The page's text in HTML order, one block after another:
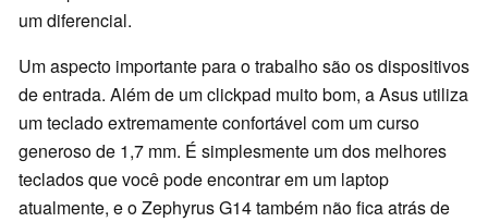
um diferencial.
Um aspecto importante para o trabalho são os dispositivos
de entrada. Além de um clickpad muito bom, a Asus utiliza
um teclado extremamente confortável com um curso
generoso de 1,7 mm. É simplesmente um dos melhores
teclados que você pode encontrar em um laptop
atualmente, e o Zephyrus G14 também não fica atrás de